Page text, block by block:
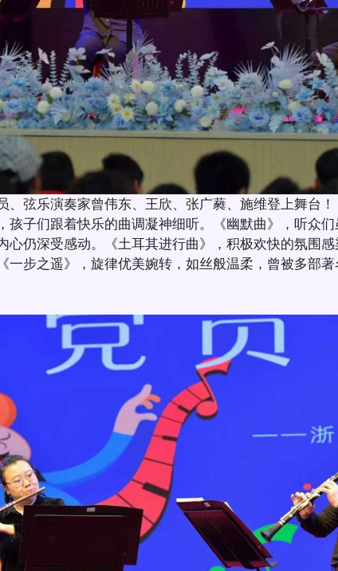
、弦乐演奏家曾伟东、王欣、张广蕤、施维登上舞台
孩子们跟着快乐的曲调凝神细听。《幽默曲》，听众
心仍深受感动。《土耳其进行曲》，积极欢快的氛围
一步之遥》，旋律优美婉转，如丝般温柔，曾被多部